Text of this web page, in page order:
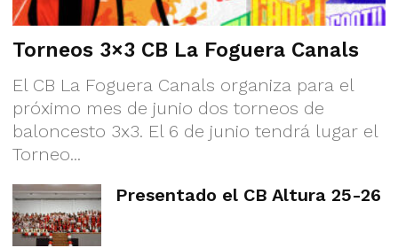
Torneos 3×3 CB La Foguera Canals
El CB La Foguera Canals organiza para el
próximo mes de junio dos torneos de
baloncesto 3x3. El 6 de junio tendrá lugar el
Torneo...
Presentado el CB Altura 25-26